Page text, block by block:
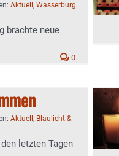
Aktuell , Wasserburg
brachte neue
0
Aktuell , Blaulicht &
letzten Tagen